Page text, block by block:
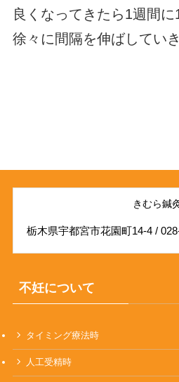
良くなってきたら1週間
徐々に間隔を伸ばしていき
きむら鍼
栃木県宇都宮市花園町14-4 /
不妊について
タイミング療法時
人工受精時